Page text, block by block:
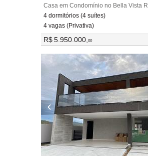
4 dormitórios (4 suítes)
4 vagas (Privativa)
R$ 5.950.000,00